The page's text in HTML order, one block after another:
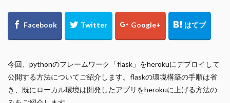
今回、pythonのフレームワーク「flask」をherokuにデプロイして
公開する方法についてご紹介します。flaskの環境構築の手順は省
き、既にローカル環境は開発したアプリをherokuに上げる方法の